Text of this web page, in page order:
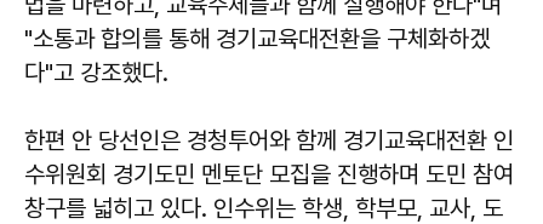
"소통과 합의를 통해 경기교육대전환을 구체화하겠
다"고 강조했다.
한편 안 당선인은 경청투어와 함께 경기교육대전환 인
수위원회 경기도민 멘토단 모집을 진행하며 도민 참여
창구를 넓히고 있다. 인수위는 학생, 학부모, 교사, 도